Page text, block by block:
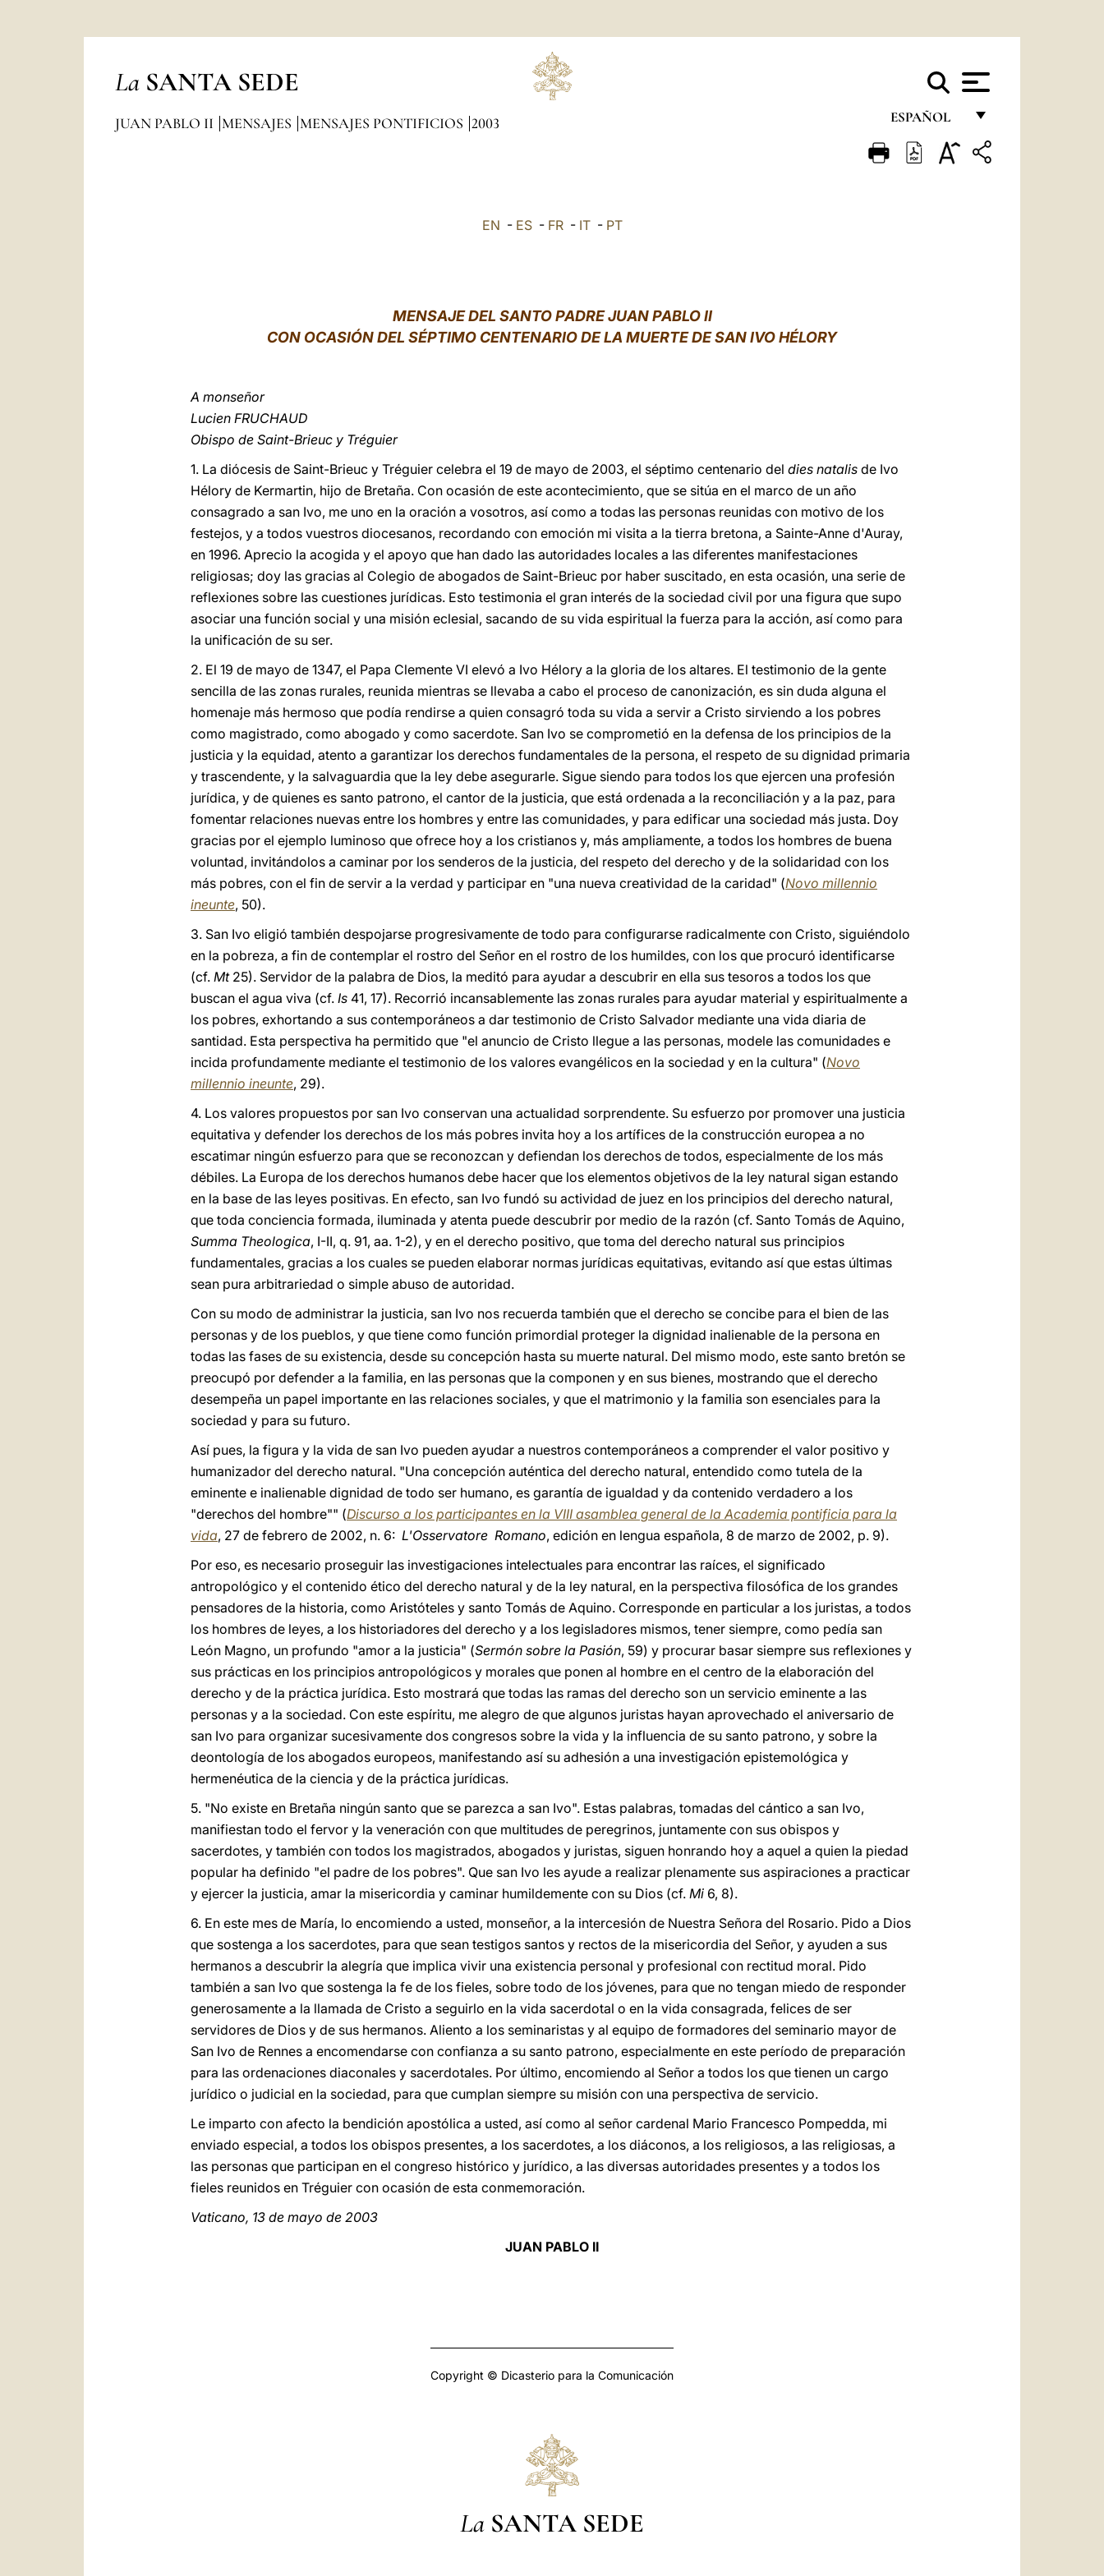
La SANTA SEDE
ESPAÑOL
FRANÇAIS
JUAN PABLO II MENSAJES MENSAJES PONTIFICIOS 2003
EN - ES- FR- IT- PT
MENSAJE DEL SANTO PADRE JUAN PABLO II
CON OCASIÓN DEL SÉPTIMO CENTENARIO DE LA MUERTE DE SAN IVO HÉLORY
A monseñor
Lucien FRUCHAUD
Obispo de Saint-Brieuc y Tréguier
1. La diócesis de Saint-Brieuc y Tréguier celebra el 19 de mayo de 2003, el séptimo centenario del dies natalis de Ivo
Hélory de Kermartin, hijo de Bretaña. Con ocasión de este acontecimiento, que se sitúa en el marco de un año
consagrado a san Ivo, me uno en la oración a vosotros, así como a todas las personas reunidas con motivo de los
festejos, y a todos vuestros diocesanos, recordando con emoción mi visita a la tierra bretona, a Sainte-Anne d'Auray,
en 1996. Aprecio la acogida y el apoyo que han dado las autoridades locales a las diferentes manifestaciones
religiosas; doy las gracias al Colegio de abogados de Saint-Brieuc por haber suscitado, en esta ocasión, una serie de
reflexiones sobre las cuestiones jurídicas. Esto testimonia el gran interés de la sociedad civil por una figura que supo
asociar una función social y una misión eclesial, sacando de su vida espiritual la fuerza para la acción, así como para
la unificación de su ser.
2. El 19 de mayo de 1347, el Papa Clemente VI elevó a Ivo Hélory a la gloria de los altares. El testimonio de la gente
sencilla de las zonas rurales, reunida mientras se llevaba a cabo el proceso de canonización, es sin duda alguna el
homenaje más hermoso que podía rendirse a quien consagró toda su vida a servir a Cristo sirviendo a los pobres
como magistrado, como abogado y como sacerdote. San Ivo se comprometió en la defensa de los principios de la
justicia y la equidad, atento a garantizar los derechos fundamentales de la persona, el respeto de su dignidad primaria
y trascendente, y la salvaguardia que la ley debe asegurarle. Sigue siendo para todos los que ejercen una profesión
jurídica, y de quienes es santo patrono, el cantor de la justicia, que está ordenada a la reconciliación y a la paz, para
fomentar relaciones nuevas entre los hombres y entre las comunidades, y para edificar una sociedad más justa. Doy
gracias por el ejemplo luminoso que ofrece hoy a los cristianos y, más ampliamente, a todos los hombres de buena
voluntad, invitándolos a caminar por los senderos de la justicia, del respeto del derecho y de la solidaridad con los
más pobres, con el fin de servir a la verdad y participar en "una nueva creatividad de la caridad" (Novo millennio
ineunte, 50).
3. San Ivo eligió también despojarse progresivamente de todo para configurarse radicalmente con Cristo, siguiéndolo
en la pobreza, a fin de contemplar el rostro del Señor en el rostro de los humildes, con los que procuró identificarse
(cf. Mt25). Servidor de la palabra de Dios, la meditó para ayudar a descubrir en ella sus tesoros a todos los que
buscan el agua viva (cf. Is 41, 17). Recorrió incansablemente las zonas rurales para ayudar material y espiritualmente a
los pobres, exhortando a sus contemporáneos a dar testimonio de Cristo Salvador mediante una vida diaria de
santidad. Esta perspectiva ha permitido que "el anuncio de Cristo llegue a las personas, modele las comunidades e
incida profundamente mediante el testimonio de los valores evangélicos en la sociedad y en la cultura" (Novo
millennio ineunte, 29).
4. Los valores propuestos por san Ivo conservan una actualidad sorprendente. Su esfuerzo por promover una justicia
equitativa y defender los derechos de los más pobres invita hoy a los artífices de la construcción europea a no
escatimar ningún esfuerzo para que se reconozcan y defiendan los derechos de todos, especialmente de los más
débiles. La Europa de los derechos humanos debe hacer que los elementos objetivos de la ley natural sigan estando
en la base de las leyes positivas. En efecto, san Ivo fundó su actividad de juez en los principios del derecho natural,
que toda conciencia formada, iluminada y atenta puede descubrir por medio de la razón (cf. Santo Tomás de Aquino,
Summa Theologica, I-II, q. 91, aa. 1-2), y en el derecho positivo, que toma del derecho natural sus principios
fundamentales, gracias a los cuales se pueden elaborar normas jurídicas equitativas, evitando así que estas últimas
sean pura arbitrariedad o simple abuso de autoridad.
Con su modo de administrar la justicia, san Ivo nos recuerda también que el derecho se concibe para el bien de las
personas y de los pueblos, y que tiene como función primordial proteger la dignidad inalienable de la persona en
todas las fases de su existencia, desde su concepción hasta su muerte natural. Del mismo modo, este santo bretón se
preocupó por defender a la familia, en las personas que la componen y en sus bienes, mostrando que el derecho
desempeña un papel importante en las relaciones sociales, y que el matrimonio y la familia son esenciales para la
sociedad y para su futuro.
Así pues, la figura y la vida de san Ivo pueden ayudar a nuestros contemporáneos a comprender el valor positivo y
humanizador del derecho natural. "Una concepción auténtica del derecho natural, entendido como tutela de la
eminente e inalienable dignidad de todo ser humano, es garantía de igualdad y da contenido verdadero a los
"derechos del hombre"" (Discurso a los participantes en la VIII asamblea general de la Academia pontificia para la
vida, 27 de febrero de 2002, n. 6: L'Osservatore Romano, edición en lengua española, 8 de marzo de 2002, p. 9).
Por eso, es necesario proseguir las investigaciones intelectuales para encontrar las raíces, el significado
antropológico y el contenido ético del derecho natural y de la ley natural, en la perspectiva filosófica de los grandes
pensadores de la historia, como Aristóteles y santo Tomás de Aquino. Corresponde en particular a los juristas, a todos
los hombres de leyes, a los historiadores del derecho y a los legisladores mismos, tener siempre, como pedía san
León Magno, un profundo "amor a la justicia" (Sermón sobre la Pasión, 59) y procurar basar siempre sus reflexiones y
sus prácticas en los principios antropológicos y morales que ponen al hombre en el centro de la elaboración del
derecho y de la práctica jurídica. Esto mostrará que todas las ramas del derecho son un servicio eminente a las
personas y a la sociedad. Con este espíritu, me alegro de que algunos juristas hayan aprovechado el aniversario de
san Ivo para organizar sucesivamente dos congresos sobre la vida y la influencia de su santo patrono, y sobre la
deontología de los abogados europeos, manifestando así su adhesión a una investigación epistemológica y
hermenéutica de la ciencia y de la práctica jurídicas.
5. "No existe en Bretaña ningún santo que se parezca a san Ivo". Estas palabras, tomadas del cántico a san Ivo,
manifiestan todo el fervor y la veneración con que multitudes de peregrinos, juntamente con sus obispos y
sacerdotes, y también con todos los magistrados, abogados y juristas, siguen honrando hoy a aquel a quien la piedad
popular ha definido "el padre de los pobres". Que san Ivo les ayude a realizar plenamente sus aspiraciones a practicar
y ejercer la justicia, amar la misericordia y caminar humildemente con su Dios (cf. Mi 6, 8).
6. En este mes de María, lo encomiendo a usted, monseñor, a la intercesión de Nuestra Señora del Rosario. Pido a Dios
que sostenga a los sacerdotes, para que sean testigos santos y rectos de la misericordia del Señor, y ayuden a sus
hermanos a descubrir la alegría que implica vivir una existencia personal y profesional con rectitud moral. Pido
también a san Ivo que sostenga la fe de los fieles, sobre todo de los jóvenes, para que no tengan miedo de responder
generosamente a la llamada de Cristo a seguirlo en la vida sacerdotal o en la vida consagrada, felices de ser
servidores de Dios y de sus hermanos. Aliento a los seminaristas y al equipo de formadores del seminario mayor de
San Ivo de Rennes a encomendarse con confianza a su santo patrono, especialmente en este período de preparación
para las ordenaciones diaconales y sacerdotales. Por último, encomiendo al Señor a todos los que tienen un cargo
jurídico o judicial en la sociedad, para que cumplan siempre su misión con una perspectiva de servicio.
Le imparto con afecto la bendición apostólica a usted, así como al señor cardenal Mario Francesco Pompedda, mi
enviado especial, a todos los obispos presentes, a los sacerdotes, a los diáconos, a los religiosos, a las religiosas, a
las personas que participan en el congreso histórico y jurídico, a las diversas autoridades presentes y a todos los
fieles reunidos en Tréguier con ocasión de esta conmemoración.
Vaticano, 13 de mayo de 2003
JUAN PABLO II
Copyright © Dicasterio para la Comunicación
La SANTA SEDE